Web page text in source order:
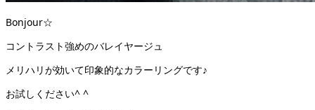
Bonjour️☆
コントラスト強めのバレイヤージュ
メリハリが効いて印象的なカラーリングです♪
お試しください^ ^